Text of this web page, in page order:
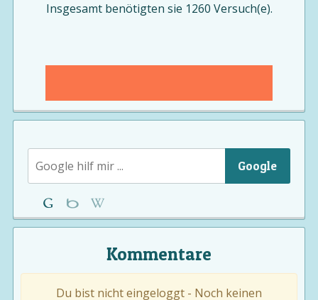
Insgesamt benötigten sie 1260 Versuch(e).
Google
Kommentare
Du bist nicht eingeloggt - Noch keinen